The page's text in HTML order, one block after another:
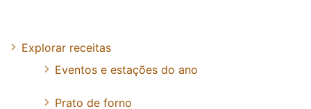
Explorar receitas
Eventos e estações do ano
Prato de forno